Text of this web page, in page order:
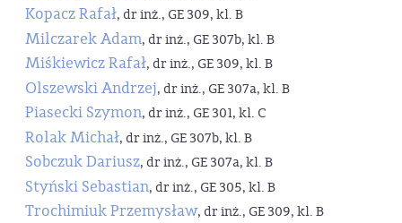
Kopacz Rafał, dr inż., GE 309, kl. B
Milczarek Adam, dr inż., GE 307b, kl. B
Miśkiewicz Rafał, dr inż., GE 309, kl. B
Olszewski Andrzej, dr inż., GE 307a, kl. B
Piasecki Szymon, dr inż., GE 301, kl. C
Rolak Michał, dr inż., GE 307b, kl. B
Sobczuk Dariusz, dr inż., GE 307a, kl. B
Styński Sebastian, dr inż., GE 305, kl. B
Trochimiuk Przemysław, dr inż., GE 309, kl. B